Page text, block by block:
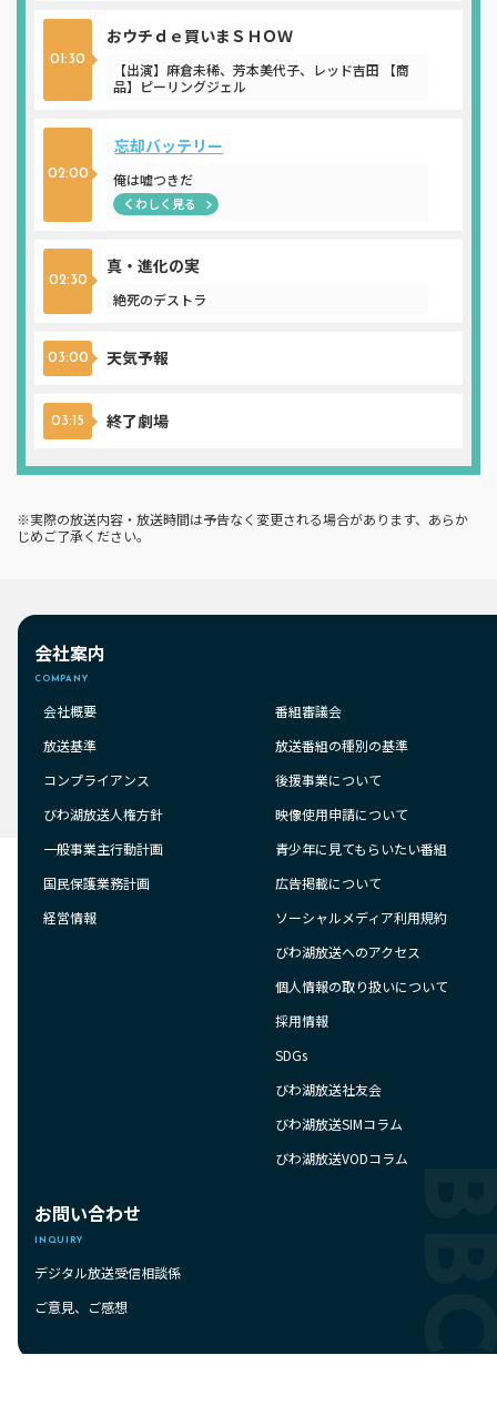
01:30
おウチｄｅ買いまＳＨＯＷ
【出演】麻倉未稀、芳本美代子、レッド吉田 【商
品】ピーリングジェル
02:00
忘却バッテリー
俺は嘘つきだ
くわしく見る
02:30
真・進化の実
絶死のデストラ
03:00 天気予報
03:15 終了劇場
※実際の放送内容・放送時間は予告なく変更される場合があります、あらか
じめご了承ください。
会社案内
COMPANY
会社概要
放送基準
コンプライアンス
びわ湖放送人権方針
一般事業主行動計画
国民保護業務計画
経営情報
番組審議会
放送番組の種別の基準
後援事業について
映像使用申請について
青少年に見てもらいたい番組
広告掲載について
ソーシャルメディア利用規約
びわ湖放送へのアクセス
個人情報の取り扱いについて
採用情報
SDGs
びわ湖放送社友会
びわ湖放送SIMコラム
びわ湖放送VODコラム
お問い合わせ
INQUIRY
デジタル放送受信相談係
ご意見、ご感想
BBC